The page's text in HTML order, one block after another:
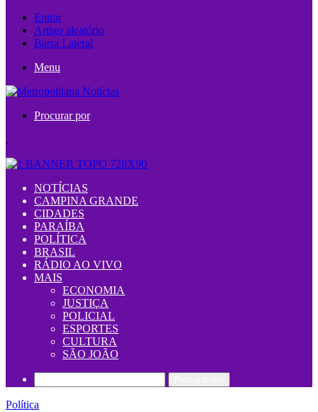
Entrar
Artigo aleatório
Barra Lateral
Menu
Procurar por
.
NOTÍCIAS
CAMPINA GRANDE
CIDADES
PARAÍBA
POLÍTICA
BRASIL
RÁDIO AO VIVO
MAIS
ECONOMIA
JUSTIÇA
POLICIAL
ESPORTES
CULTURA
SÃO JOÃO
Política